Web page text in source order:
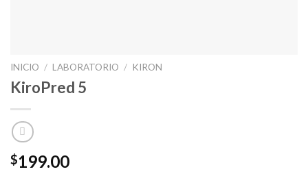
INICIO / LABORATORIO / KIRON
KiroPred 5
$199.00